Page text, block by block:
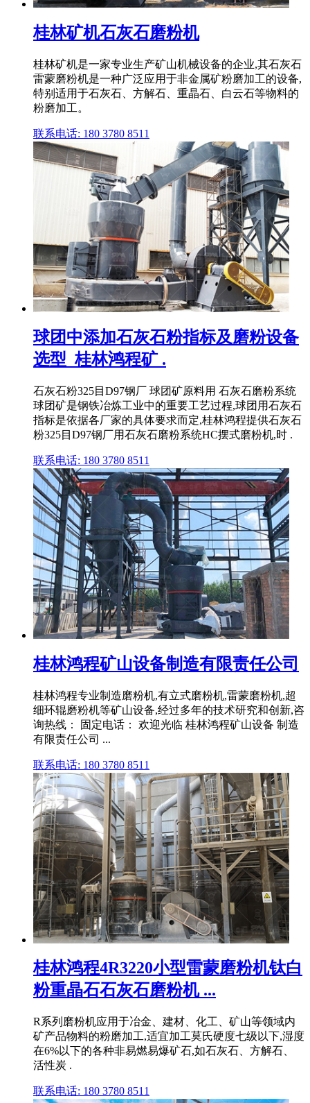
桂林矿机石灰石磨粉机
桂林矿机是一家专业生产矿山机械设备的企业,其石灰石
雷蒙磨粉机是一种广泛应用于非金属矿粉磨加工的设备,
特别适用于石灰石、方解石、重晶石、白云石等物料的
粉磨加工。
联系电话: 180 3780 8511
球团中添加石灰石粉指标及磨粉设备
选型_桂林鸿程矿 .
石灰石粉325目D97钢厂 球团矿原料用 石灰石磨粉系统
球团矿是钢铁冶炼工业中的重要工艺过程,球团用石灰石
指标是依据各厂家的具体要求而定,桂林鸿程提供石灰石
粉325目D97钢厂用石灰石磨粉系统HC摆式磨粉机,时 .
联系电话: 180 3780 8511
桂林鸿程矿山设备制造有限责任公司
桂林鸿程专业制造磨粉机,有立式磨粉机,雷蒙磨粉机,超
细环辊磨粉机等矿山设备,经过多年的技术研究和创新,咨
询热线： 固定电话： 欢迎光临 桂林鸿程矿山设备 制造
有限责任公司 ...
联系电话: 180 3780 8511
桂林鸿程4R3220小型雷蒙磨粉机钛白
粉重晶石石灰石磨粉机 ...
R系列磨粉机应用于冶金、建材、化工、矿山等领域内
矿产品物料的粉磨加工,适宜加工莫氏硬度七级以下,湿度
在6%以下的各种非易燃易爆矿石,如石灰石、方解石、
活性炭 .
联系电话: 180 3780 8511